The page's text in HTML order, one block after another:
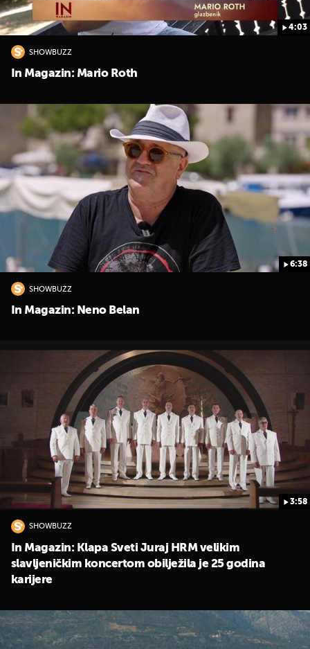
4:03
SHOWBUZZ
In Magazin: Mario Roth
6:38
SHOWBUZZ
In Magazin: Neno Belan
3:58
SHOWBUZZ
In Magazin: Klapa Sveti Juraj HRM velikim
slavljeničkim koncertom obilježila je 25 godina
karijere